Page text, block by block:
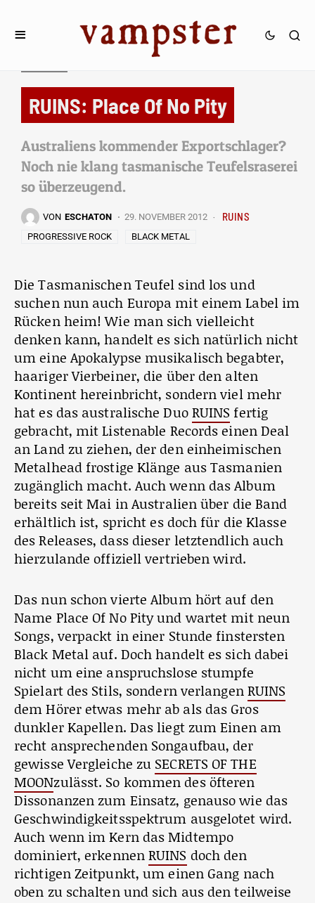
RUINS: Place Of No Pity
Australiens kommender Exportschlager?
Noch nie klang tasmanische Teufelsraserei
so überzeugend.
VON ESCHATON 29. NOVEMBER 2012 RUINS
PROGRESSIVE ROCK BLACK METAL
Die Tasmanischen Teufel sind los und
suchen nun auch Europa mit einem Label im
Rücken heim! Wie man sich vielleicht
denken kann, handelt es sich natürlich nicht
um eine Apokalypse musikalisch begabter,
haariger Vierbeiner, die über den alten
Kontinent hereinbricht, sondern viel mehr
hat es das australische DuoRUINS fertig
gebracht, mit Listenable Records einen Deal
an Land zu ziehen, der den einheimischen
Metalhead frostige Klänge aus Tasmanien
zugänglich macht. Auch wenn das Album
bereits seit Mai in Australien über die Band
erhältlich ist, spricht es doch für die Klasse
des Releases, dass dieser letztendlich auch
hierzulande offiziell vertrieben wird.
Das nun schon vierte Album hört auf den
Name Place Of No Pity und wartet mit neun
Songs, verpackt in einer Stunde finstersten
Black Metal auf. Doch handelt es sich dabei
nicht um eine anspruchslose stumpfe
Spielart des Stils, sondern verlangenRUINS
dem Hörer etwas mehr ab als das Gros
dunkler Kapellen. Das liegt zum Einen am
recht ansprechenden Songaufbau, der
gewisse Vergleiche zu SECRETS OF THE
MOONzulässt. So kommen des öfteren
Dissonanzen zum Einsatz, genauso wie das
Geschwindigkeitsspektrum ausgelotet wird.
Auch wenn im Kern das Midtempo
dominiert, erkennenRUINS doch den
richtigen Zeitpunkt, um einen Gang nach
oben zu schalten und sich aus den teilweise